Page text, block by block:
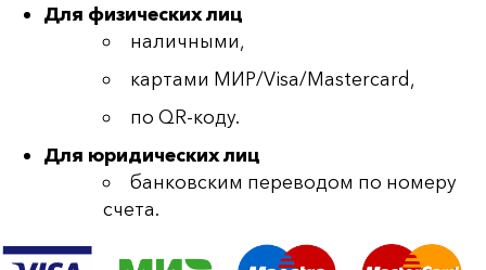
Для физических лиц
наличными,
картами МИР/Visa/Mastercard,
по QR-коду.
Для юридических лиц
банковским переводом по номеру
счета.